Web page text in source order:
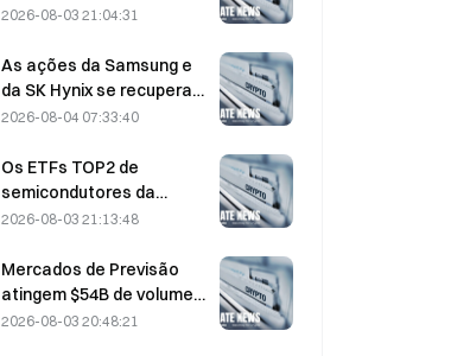
serviços de bridge do
assistidos por IA
2026-08-03 21:04:31
As ações da Samsung e
da SK Hynix se recuperam
de perdas de 5% com
2026-08-04 07:33:40
Os ETFs TOP2 de
semicondutores da
Coreia do Sul despencam
enquanto as entradas se
invertem
2026-08-03 21:13:48
Mercados de Previsão
atingem $54B de volume
em julho, à medida que a
2026-08-03 20:48:21